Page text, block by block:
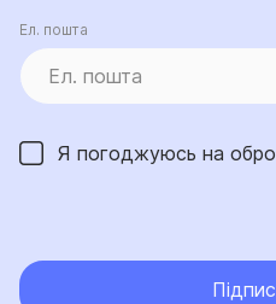
Ел. пошта
Я погоджуюсь на